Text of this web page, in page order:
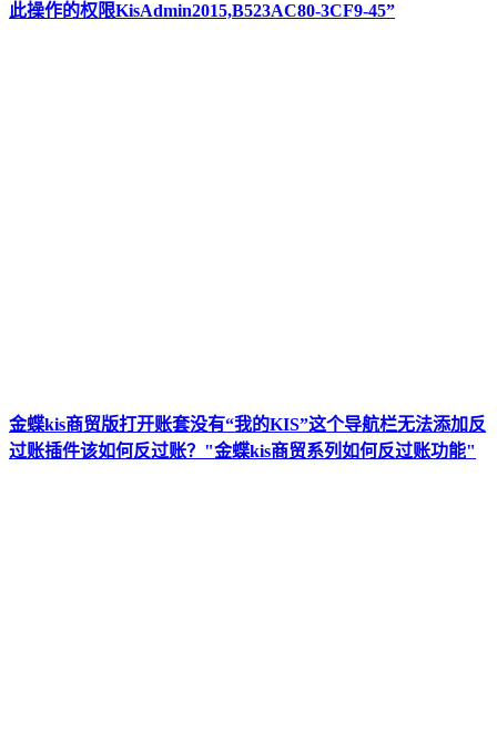
此操作的权限KisAdmin2015,B523AC80-3CF9-45”
金蝶kis商贸版打开账套没有“我的KIS”这个导航栏无法添加反
过账插件该如何反过账？"金蝶kis商贸系列如何反过账功能"